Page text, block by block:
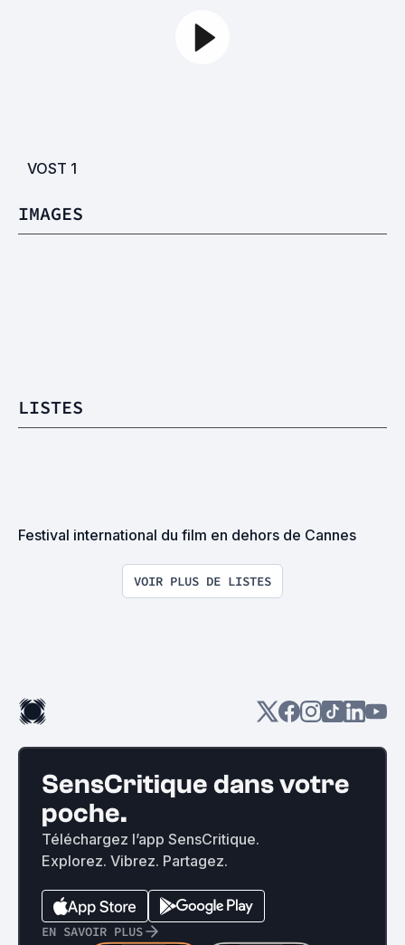
VOST 1
IMAGES
LISTES
Festival international du film en dehors de Cannes
VOIR PLUS DE LISTES
SensCritique dans votre
poche.
Téléchargez l’app SensCritique.
Explorez. Vibrez. Partagez.
EN SAVOIR PLUS